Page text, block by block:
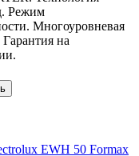
Режим
Многоуровневая
на